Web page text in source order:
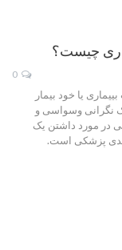
چیست؟
یا خود بیمار
نگرانی وسواسی و
در مورد داشتن یک
پزشکی است.